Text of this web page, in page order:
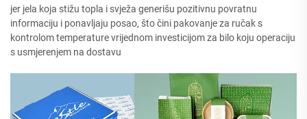
jer jela koja stižu topla i svježa generišu pozitivnu povratnu
informaciju i ponavljaju posao, što čini pakovanje za ručak s
kontrolom temperature vrijednom investicijom za bilo koju operaciju
s usmjerenjem na dostavu